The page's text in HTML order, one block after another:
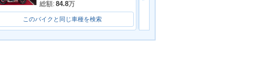
総額: 84.8万
このバイクと同じ車種を検索